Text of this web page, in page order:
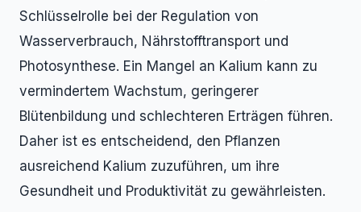
Schlüsselrolle bei der Regulation von
Wasserverbrauch, Nährstofftransport und
Photosynthese. Ein Mangel an Kalium kann zu
vermindertem Wachstum, geringerer
Blütenbildung und schlechteren Erträgen führen.
Daher ist es entscheidend, den Pflanzen
ausreichend Kalium zuzuführen, um ihre
Gesundheit und Produktivität zu gewährleisten.